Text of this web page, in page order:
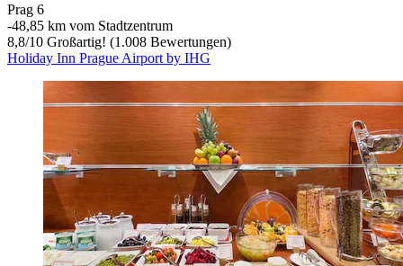
Prag 6
‐48,85 km vom Stadtzentrum
8,8/10 Großartig! (1.008 Bewertungen)
Holiday Inn Prague Airport by IHG